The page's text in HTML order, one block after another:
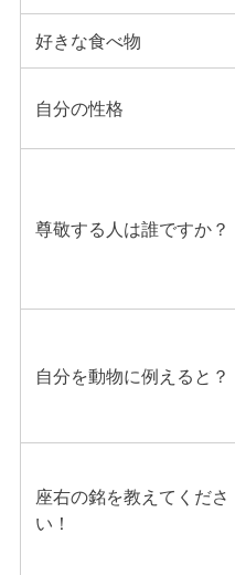
好きな食べ物
自分の性格
尊敬する人は誰ですか？
自分を動物に例えると？
座右の銘を教えてくださ
い！